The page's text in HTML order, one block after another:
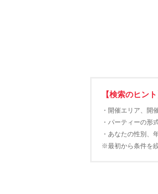
【検索のヒント
・開催エリア、開
・パーティーの形
・あなたの性別、
※最初から条件を